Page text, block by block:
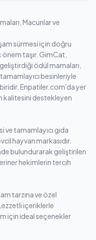
Macunlar ve
sürmesi için doğru
taşır. GimCat,
ödül mamaları,
besinleriyle
Enpatiler.com'da yer
kalitesini destekleyen
ve tamamlayıcı gıda
hayvan markasıdır.
bulundurarak geliştirilen
hekimlerin tercih
tarzına ve özel
içeriklerle
için ideal seçenekler